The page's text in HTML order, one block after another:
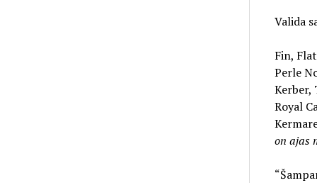
Valida
Fin,
Perle
Kerber,
Royal
on ajas